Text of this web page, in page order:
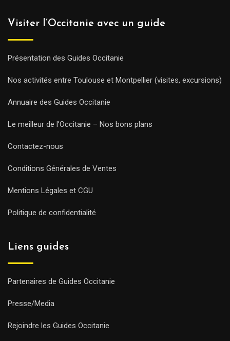
Visiter l’Occitanie avec un guide
Présentation des Guides Occitanie
Nos activités entre Toulouse et Montpellier (visites, excursions)
Annuaire des Guides Occitanie
Le meilleur de l’Occitanie – Nos bons plans
Contactez-nous
Conditions Générales de Ventes
Mentions Légales et CGU
Politique de confidentialité
Liens guides
Partenaires de Guides Occitanie
Presse/Media
Rejoindre les Guides Occitanie